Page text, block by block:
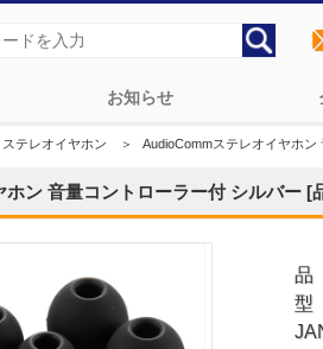
お知らせ
ステレオイヤホン ＞ AudioCommステレオイヤホ
ン 音量コントローラー付 シルバー [